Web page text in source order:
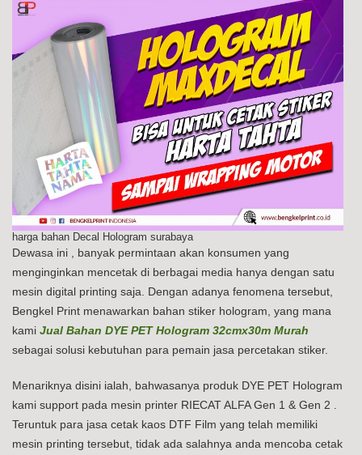
harga bahan Decal Hologram surabaya
Dewasa ini , banyak permintaan akan konsumen yang
menginginkan mencetak di berbagai media hanya dengan satu
mesin digital printing saja. Dengan adanya fenomena tersebut,
Bengkel Print menawarkan bahan stiker hologram, yang mana
kami Jual Bahan DYE PET Hologram 32cmx30m Murah
sebagai solusi kebutuhan para pemain jasa percetakan stiker.
Menariknya disini ialah, bahwasanya produk DYE PET Hologram
kami support pada mesin printer RIECAT ALFA Gen 1 & Gen 2 .
Teruntuk para jasa cetak kaos DTF Film yang telah memiliki
mesin printing tersebut, tidak ada salahnya anda mencoba cetak